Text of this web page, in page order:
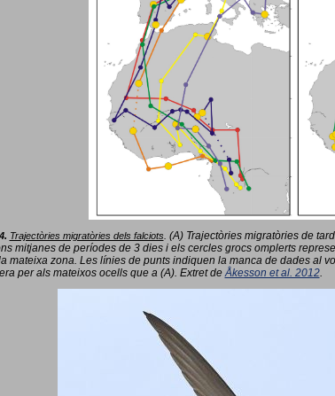
Trajectòries migratòries dels falciots. (A) Trajectòries migratòries de
mitjanes de períodes de 3 dies i els cercles grocs omplerts
mateixa zona. Les línies de punts indiquen la manca de dades al
per als mateixos ocells que a (A). Extret deÅkesson et al. 2012.